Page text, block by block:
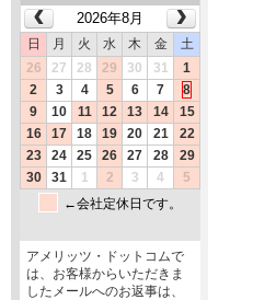
アメリッツ・ドットコムで
は、お客様からいただきま
したメールへのお返事は、